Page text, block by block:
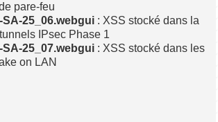
pare-feu
25_06.webgui : XSS stocké dans la
IPsec Phase 1
25_07.webgui : XSS stocké dans les
on LAN